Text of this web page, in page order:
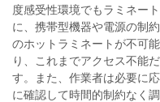
度感受性環境でもラミネー
に、携帯型機器や電源の制
のホットラミネートが不可
り、これまでアクセス不能
す。また、作業者は必要に
に確認して時間的制約なく